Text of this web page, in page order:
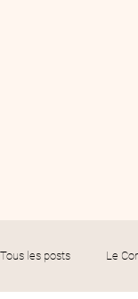
Tous les posts Le